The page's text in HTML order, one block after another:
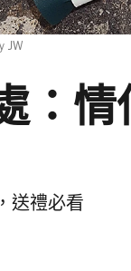
JW
：
送禮必看